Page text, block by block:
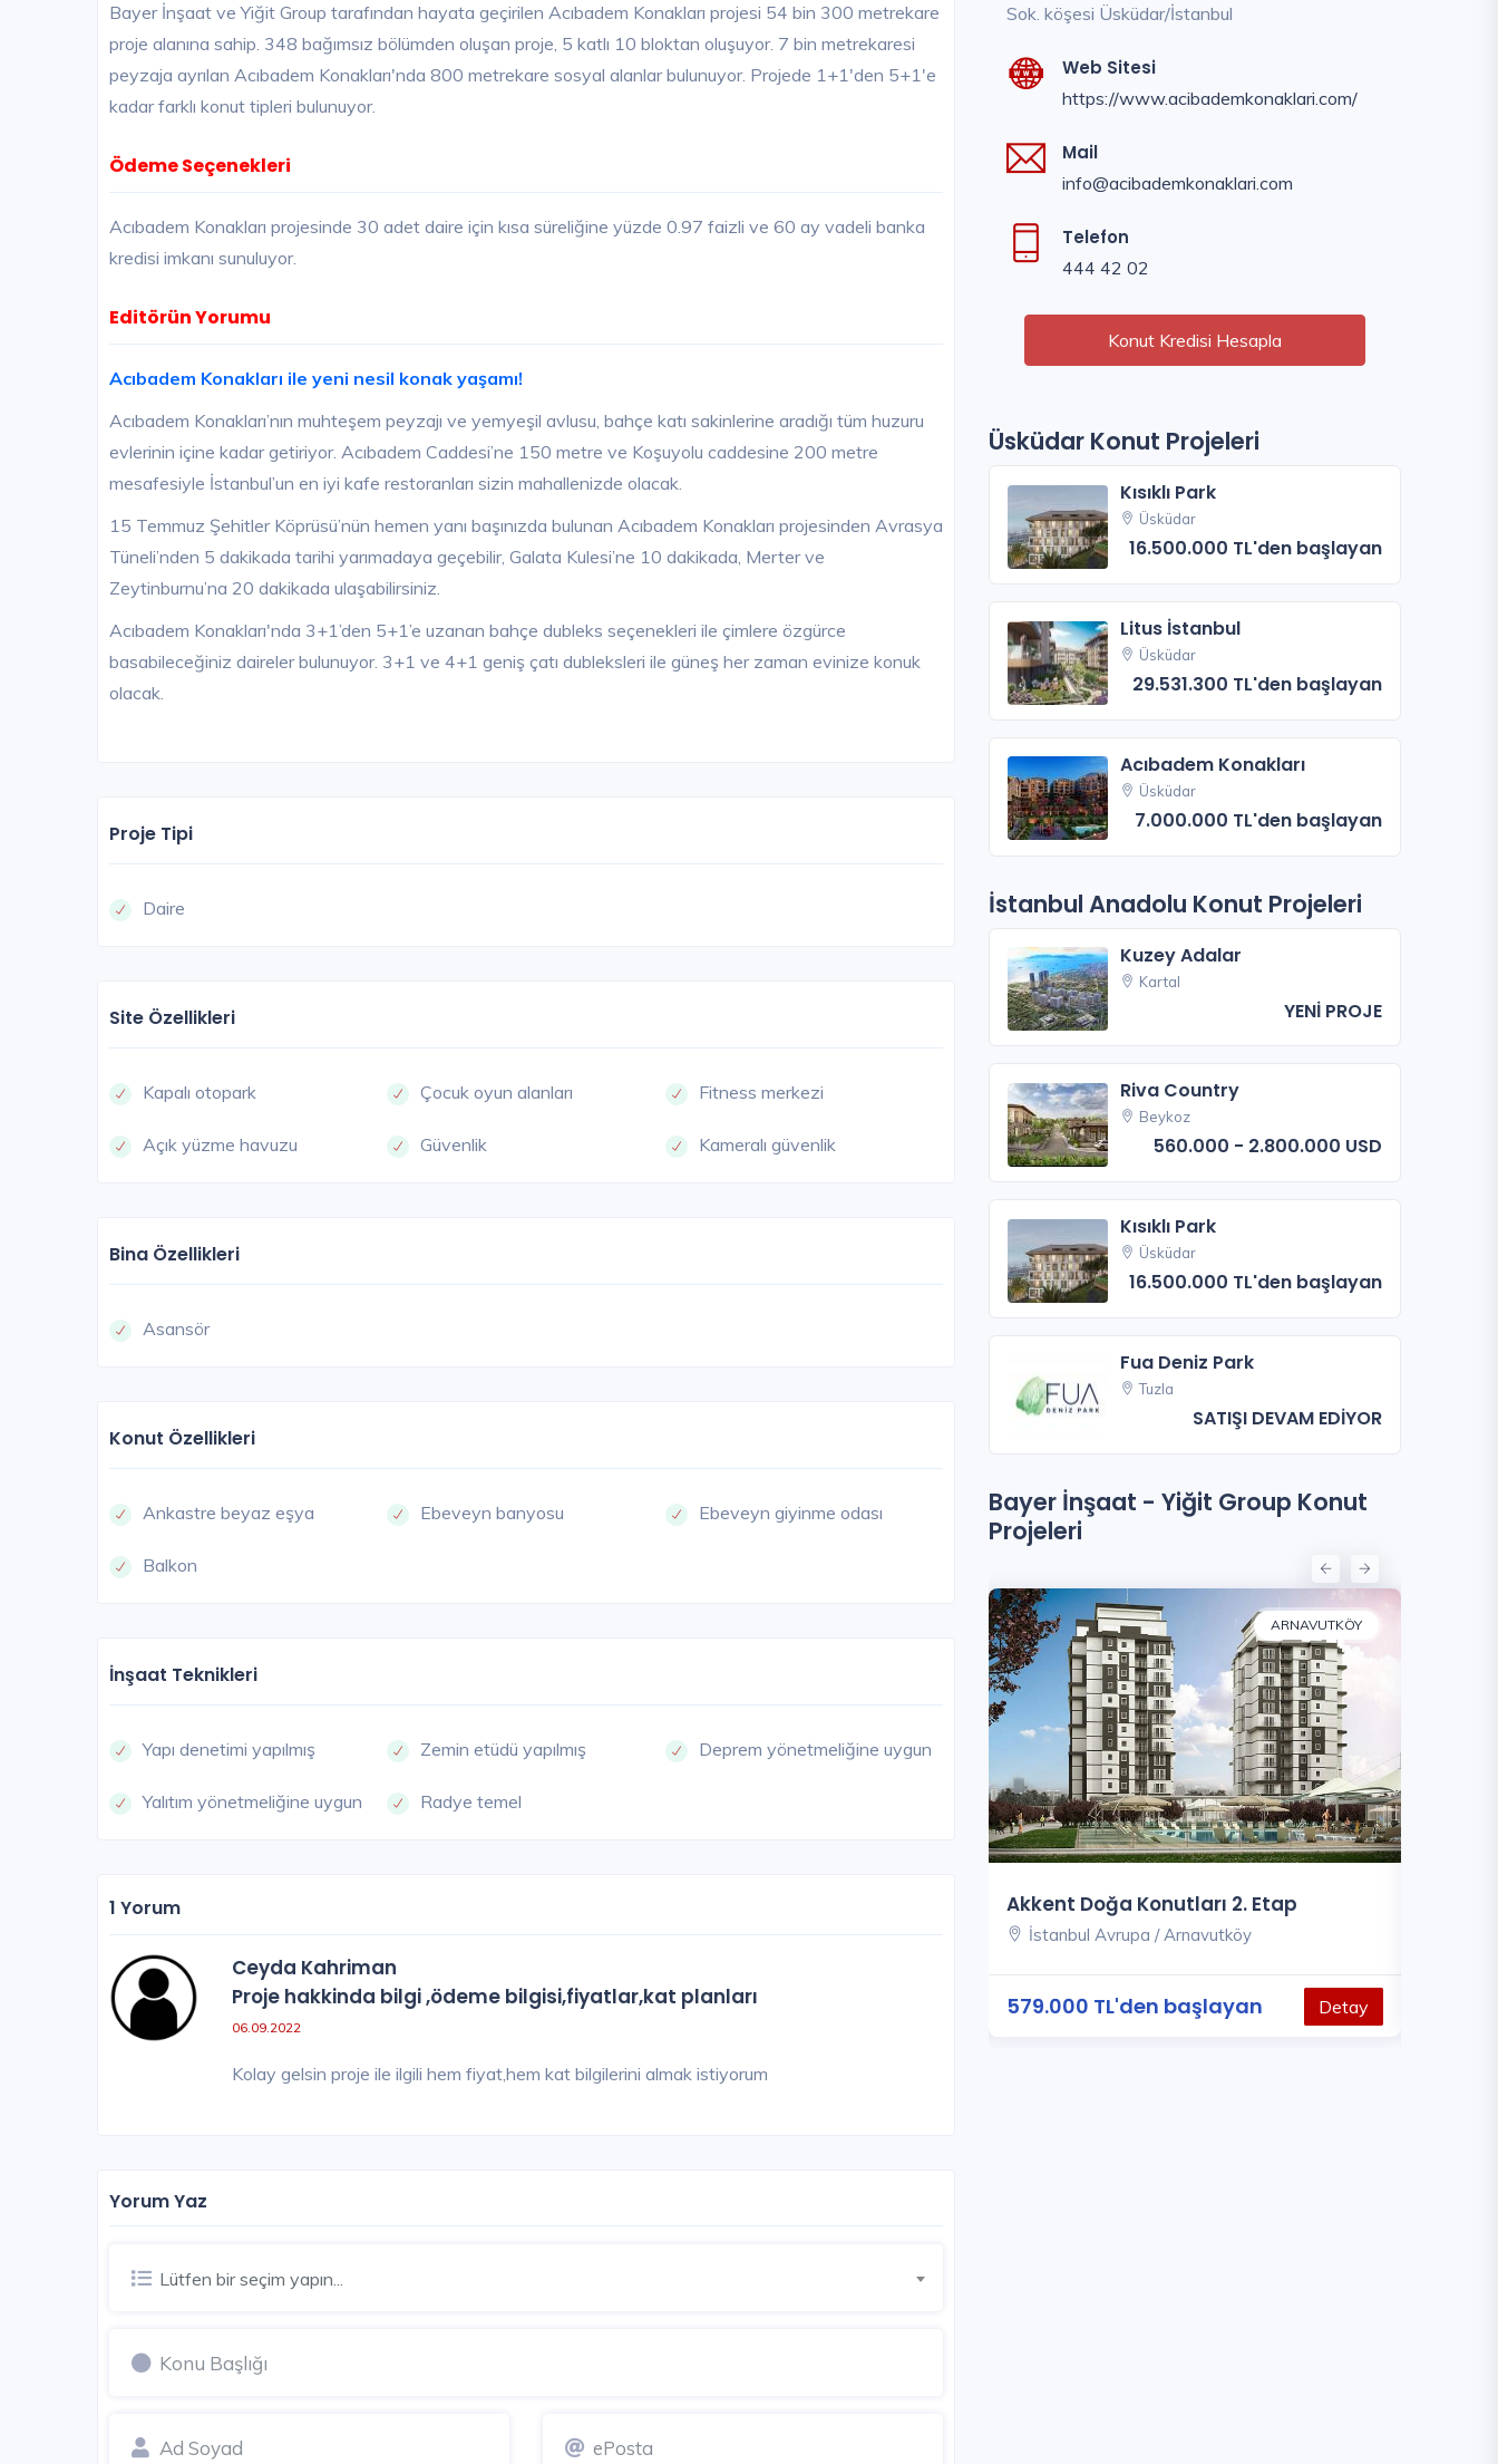
Bayer İnşaat ve Yiğit Group tarafından hayata geçirilen Acıbadem Konakları projesi 54 bin 300 metrekare
proje alanına sahip. 348 bağımsız bölümden oluşan proje, 5 katlı 10 bloktan oluşuyor. 7 bin metrekaresi
peyzaja ayrılan Acıbadem Konakları'nda 800 metrekare sosyal alanlar bulunuyor. Projede 1+1'den 5+1'e
kadar farklı konut tipleri bulunuyor.
Ödeme Seçenekleri
Acıbadem Konakları projesinde 30 adet daire için kısa süreliğine yüzde 0.97 faizli ve 60 ay vadeli banka
kredisi imkanı sunuluyor.
Editörün Yorumu
Acıbadem Konakları ile yeni nesil konak yaşamı!
Acıbadem Konakları’nın muhteşem peyzajı ve yemyeşil avlusu, bahçe katı sakinlerine aradığı tüm huzuru
evlerinin içine kadar getiriyor. Acıbadem Caddesi’ne 150 metre ve Koşuyolu caddesine 200 metre
mesafesiyle İstanbul’un en iyi kafe restoranları sizin mahallenizde olacak.
15 Temmuz Şehitler Köprüsü’nün hemen yanı başınızda bulunan Acıbadem Konakları projesinden Avrasya
Tüneli’nden 5 dakikada tarihi yarımadaya geçebilir, Galata Kulesi’ne 10 dakikada, Merter ve
Zeytinburnu’na 20 dakikada ulaşabilirsiniz.
Acıbadem Konakları'nda 3+1’den 5+1’e uzanan bahçe dubleks seçenekleri ile çimlere özgürce
basabileceğiniz daireler bulunuyor. 3+1 ve 4+1 geniş çatı dubleksleri ile güneş her zaman evinize konuk
olacak.
Proje Tipi
Daire
Site Özellikleri
Kapalı otopark Çocuk oyun alanları Fitness merkezi
Açık yüzme havuzu Güvenlik Kameralı güvenlik
Bina Özellikleri
Asansör
Konut Özellikleri
Ankastre beyaz eşya Ebeveyn banyosu Ebeveyn giyinme odası
Balkon
İnşaat Teknikleri
Yapı denetimi yapılmış Zemin etüdü yapılmış Deprem yönetmeliğine uygun
Yalıtım yönetmeliğine uygun Radye temel
1 Yorum
Ceyda Kahriman
Proje hakkinda bilgi ,ödeme bilgisi,fiyatlar,kat planları
06.09.2022
Kolay gelsin proje ile ilgili hem fiyat,hem kat bilgilerini almak istiyorum
Yorum Yaz
Lütfen bir seçim yapın...
Sok. köşesi Üsküdar/İstanbul
Web Sitesi
https://www.acibademkonaklari.com/
Mail
info@acibademkonaklari.com
Telefon
444 42 02
Konut Kredisi Hesapla
Üsküdar Konut Projeleri
Kısıklı Park
Üsküdar
16.500.000 TL'den başlayan
Litus İstanbul
Üsküdar
29.531.300 TL'den başlayan
Acıbadem Konakları
Üsküdar
7.000.000 TL'den başlayan
İstanbul Anadolu Konut Projeleri
Kuzey Adalar
Kartal
YENİ PROJE
Riva Country
Beykoz
560.000 - 2.800.000 USD
Kısıklı Park
Üsküdar
16.500.000 TL'den başlayan
Fua Deniz Park
Tuzla
SATIŞI DEVAM EDİYOR
Bayer İnşaat - Yiğit Group Konut
Projeleri
İstanbul Avrupa / Küçükçekmece
329.000 TL'den başlayan Detay
İstanbul Anadolu / Üsküdar
7.000.000 TL'den başlayan
ARNAVUTKÖY
Akkent Doğa Konutları 2. Etap
İstanbul Avrupa / Arnavutköy
579.000 TL'den başlayan Detay